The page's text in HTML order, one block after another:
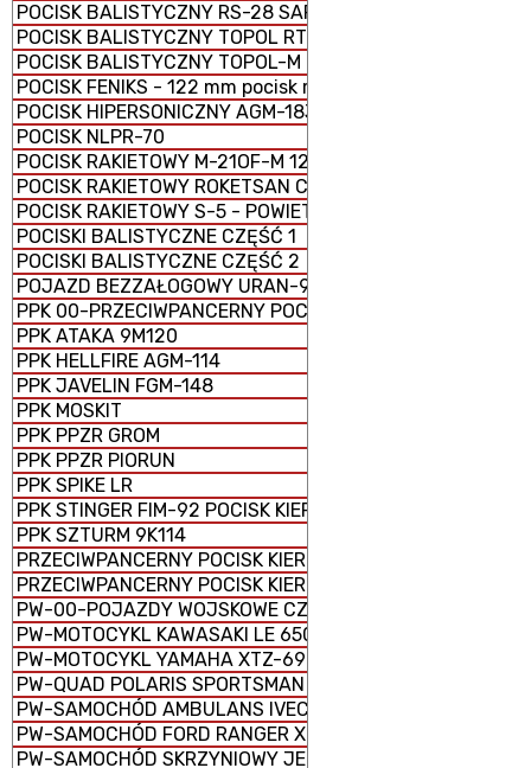
POCISK BALISTYCZNY RS-28 SARMAT
POCISK BALISTYCZNY TOPOL RT-2PM
POCISK BALISTYCZNY TOPOL-M RS-12M1
POCISK FENIKS - 122 mm pocisk rakietowy M-21 FHD
POCISK HIPERSONICZNY AGM-183 ARRW
POCISK NLPR-70
POCISK RAKIETOWY M-21OF-M 122 mm
POCISK RAKIETOWY ROKETSAN CIRIT KAL. 70 mm
POCISK RAKIETOWY S-5 - POWIETRZE-ZIEMIA
POCISKI BALISTYCZNE CZĘŚĆ 1
POCISKI BALISTYCZNE CZĘŚĆ 2
POJAZD BEZZAŁOGOWY URAN-9
PPK 00-PRZECIWPANCERNY POCISK KIEROWANY
PPK ATAKA 9M120
PPK HELLFIRE AGM-114
PPK JAVELIN FGM-148
PPK MOSKIT
PPK PPZR GROM
PPK PPZR PIORUN
PPK SPIKE LR
PPK STINGER FIM-92 POCISK KIEROWANY ZIEMIA-
PPK SZTURM 9K114
PRZECIWPANCERNY POCISK KIEROWANY 9K123
PRZECIWPANCERNY POCISK KIEROWANY 9M133 KORNET
PW-00-POJAZDY WOJSKOWE CZĘŚĆ 1
PW-MOTOCYKL KAWASAKI LE 650 VERSYS
PW-MOTOCYKL YAMAHA XTZ-690
PW-QUAD POLARIS SPORTSMAN SPM 1000 E
PW-SAMOCHÓD AMBULANS IVECO 70W18EIII
PW-SAMOCHÓD FORD RANGER XLT
PW-SAMOCHÓD SKRZYNIOWY JELCZ TYP 442.32